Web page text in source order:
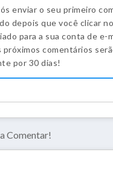
enviar o seu primeiro
depois que você clicar
para a sua conta de e-
próximos comentários
por 30 dias!